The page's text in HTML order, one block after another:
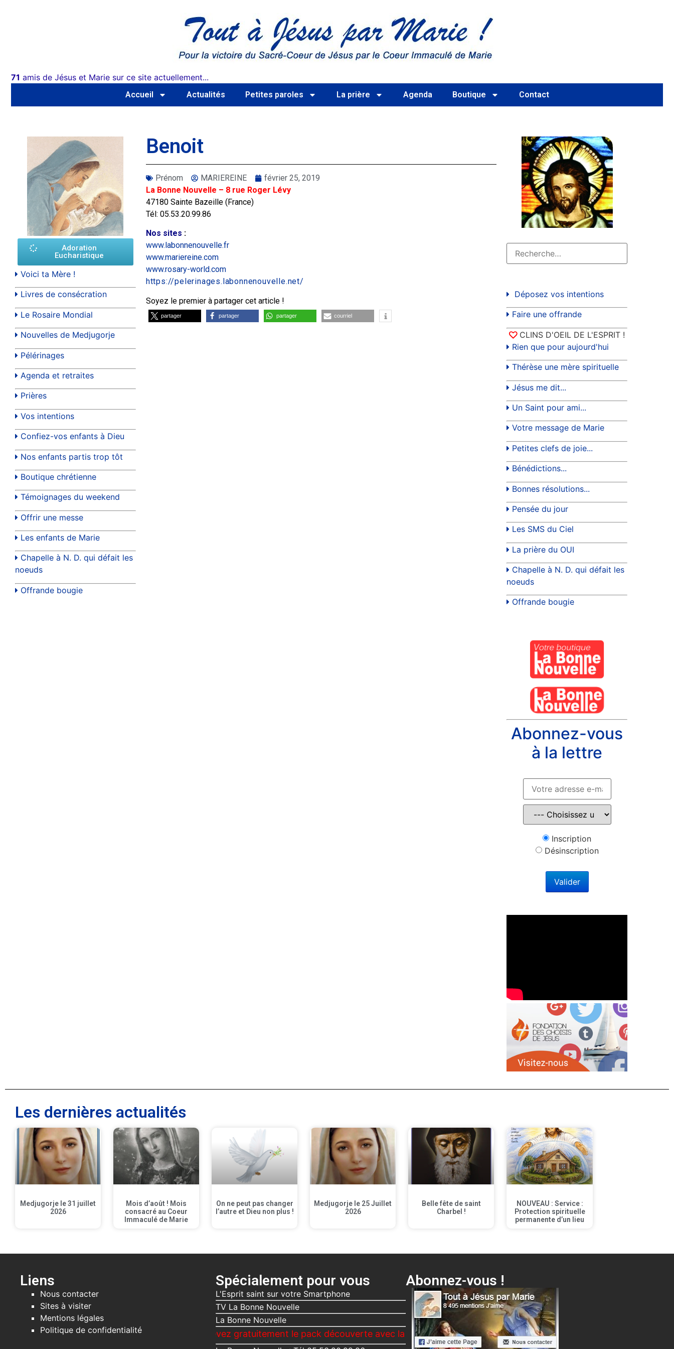
71 amis de Jésus et Marie sur ce site actuellement...
Accueil Actualités Petites paroles La prière Agenda Boutique Contact
Adoration
Eucharistique
Voici ta Mère !
Livres de consécration
Le Rosaire Mondial
Nouvelles de Medjugorje
Pélérinages
Agenda et retraites
Prières
Vos intentions
Confiez-vos enfants à Dieu
Nos enfants partis trop tôt
Boutique chrétienne
Témoignages du weekend
Offrir une messe
Les enfants de Marie
Chapelle à N. D. qui défait les
noeuds
Offrande bougie
Benoit
Prénom MARIEREINE
février 25, 2019
La Bonne Nouvelle – 8 rue Roger Lévy
47180 Sainte Bazeille (France)
Tél: 05.53.20.99.86
Nos sites :
www.labonnenouvelle.fr
www.mariereine.com
www.rosary-world.com
https://pelerinages.labonnenouvelle.net/
Soyez le premier à partager cet article !
partager partager partager courriel
Déposez vos intentions
Faire une offrande
CLINS D'OEIL DE L'ESPRIT !
Rien que pour aujourd'hui
Thérèse une mère spirituelle
Jésus me dit...
Un Saint pour ami...
Votre message de Marie
Petites clefs de joie...
Bénédictions...
Bonnes résolutions...
Pensée du jour
Les SMS du Ciel
La prière du OUI
Chapelle à N. D. qui défait les
noeuds
Offrande bougie
Abonnez-vous
à la lettre
Inscription
Désinscription
Les dernières actualités
Medjugorje le 31 juillet
2026
Mois d’août ! Mois
consacré au Coeur
Immaculé de Marie
On ne peut pas changer
l’autre et Dieu non plus !
Medjugorje le 25 Juillet
2026
Belle fête de saint
Charbel !
NOUVEAU : Service :
Protection spirituelle
permanente d’un lieu
Liens
Nous contacter
Sites à visiter
Mentions légales
Politique de confidentialité
Spécialement pour vous
L'Esprit saint sur votre Smartphone
TV La Bonne Nouvelle
La Bonne Nouvelle
Recevez gratuitement le pack découverte avec la Bonne Nouvelle, Le Voici ta Mère + différentes surprises…
Abonnez-vous !